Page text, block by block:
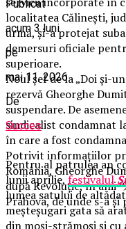
localitatea Călineşti,
urmă, şi-a protejat
demersuri oficiale
superioare.
Noul șef de la „Doi și-
rezervă Gheorghe
suspendare. De
sindicalist condamnat
în care a fost
Potrivit informațiilor
România, Gheorghe
după Revoluție, în anii
Prahova, de unde s-a și
Publicat
acum 3 luni
pe
mai 11, 2026
De
Succes
Pentru al patrulea an
lunii aprilie,festivalul
lumea satului de
meșteșugari gata să
din moși-strămoși și